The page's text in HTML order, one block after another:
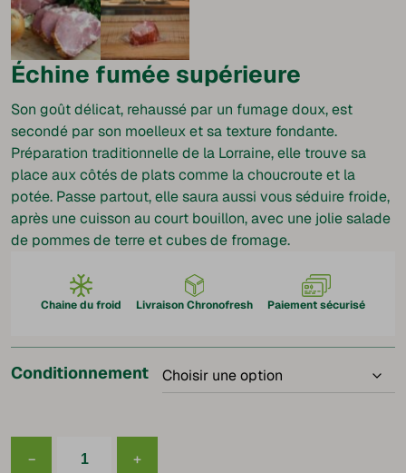
Échine fumée supérieure
Son goût délicat, rehaussé par un fumage doux, est
secondé par son moelleux et sa texture fondante.
Préparation traditionnelle de la Lorraine, elle trouve sa
place aux côtés de plats comme la choucroute et la
potée. Passe partout, elle saura aussi vous séduire froide,
après une cuisson au court bouillon, avec une jolie salade
de pommes de terre et cubes de fromage.
Chaine du froid Livraison Chronofresh Paiement sécurisé
Conditionnement
−
quantité +